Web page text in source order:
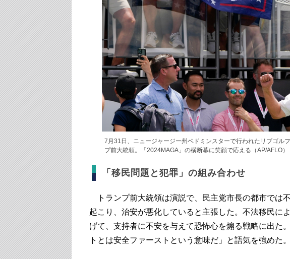
7月31日、ニュージャージー州ベドミンスターで行われたリブゴル
プ前大統領。「2024MAGA」の横断幕に笑顔で応える（AP/AFLO）
「移民問題と犯罪」の組み合わせ
トランプ前大統領は演説で、民主党市長の都市では
起こり、治安が悪化していると主張した。不法移民に
げて、支持者に不安を与えて恐怖心を煽る戦略に出た
トとは安全ファーストという意味だ」と語気を強めた